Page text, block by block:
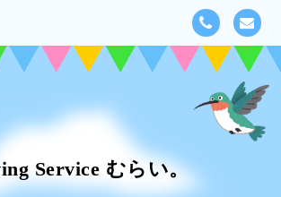
Service むらい。